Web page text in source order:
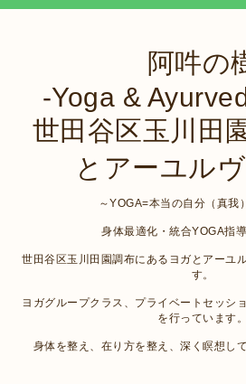
阿吽の
-Yoga &
世田谷区玉川田
とアーユル
～YOGA=本当の自分（真我
身体最適化・統合YOGA指
世田谷区玉川田園調布にあるヨガとアーユ
す。
ヨガグループクラス、プライベートセッシ
を行っています。
身体を整え、在り方を整え、深く瞑想し